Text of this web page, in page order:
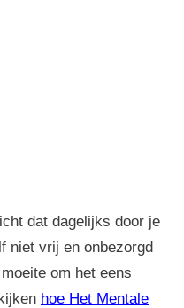
dat dagelijks door je
niet vrij en onbezorgd
om het eens
hoe Het Mentale